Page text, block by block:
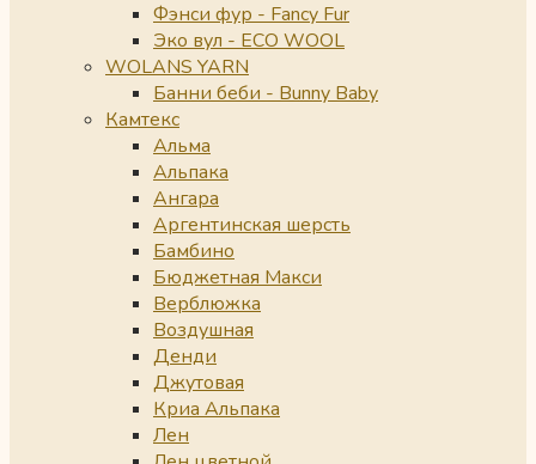
Фэнси фур - Fancy Fur
Эко вул - ECO WOOL
WOLANS YARN
Банни беби - Bunny Baby
Камтекс
Альма
Альпака
Ангара
Аргентинская шерсть
Бамбино
Бюджетная Макси
Верблюжка
Воздушная
Денди
Джутовая
Криа Альпака
Лен